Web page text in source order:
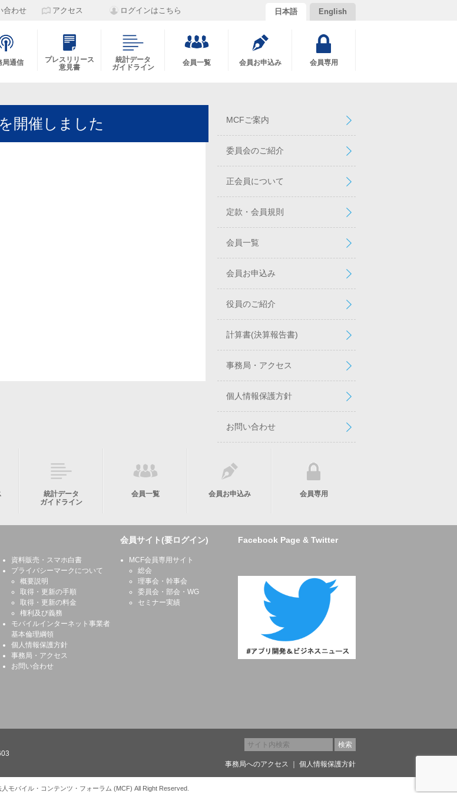
合わせ アクセス ログインはこちら 日本語 English
局通信
プレスリリース
意見書
統計データ
ガイドライン
会員一覧 会員お申込み 会員専用
開催しました MCFご案内
委員会のご紹介
正会員について
定款・会員規則
会員一覧
会員お申込み
役員のご紹介
計算書(決算報告書)
事務局・アクセス
個人情報保護方針
お問い合わせ
統計データ
ガイドライン
会員一覧 会員お申込み 会員専用
資料販売・スマホ白書
プライバシーマークについて
概要説明
取得・更新の手順
取得・更新の料金
権利及び義務
モバイルインターネット事業者
基本倫理綱領
個人情報保護方針
事務局・アクセス
お問い合わせ
会員サイト(要ログイン)
MCF会員専用サイト
総会
理事会・幹事会
委員会・部会・WG
セミナー実績
Facebook Page & Twitter
事務局へのアクセス 個人情報保護方針
モバイル・コンテンツ・フォーラム (MCF) All Right Reserved.